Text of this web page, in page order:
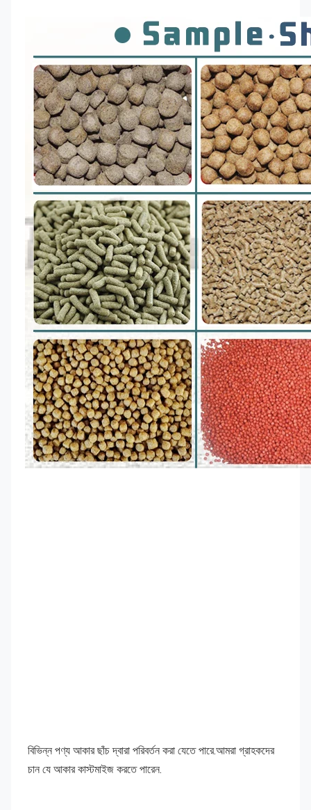
বিভিন্ন পণ্য আকার ছাঁচ দ্বারা পরিবর্তন করা যেতে পারে.আমরা গ্রাহকদের
চান যে আকার কাস্টমাইজ করতে পারেন.